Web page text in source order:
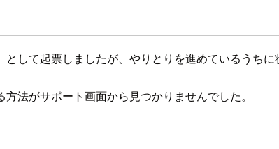
して起票しましたが、やりとりを進めているうち
法がサポート画面から見つかりませんでした。